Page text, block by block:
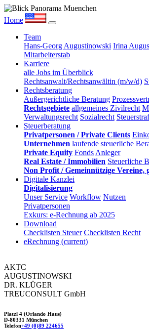
Home
Team
Hans-Georg Augustinowski Irina
Mitarbeiterstab
Karriere
alle Jobs im Überblick
Rechtsanwalt/Rechtsanwältin (m/w/d)
Rechtsberatung
Außergerichtliche Beratung
Rechtsgebiete allgemeines Zivilrecht
Verwaltungsrecht Sozialrecht
Steuerberatung
Privatpersonen / Private Clients
Unternehmen laufende steuerliche
Private Equity Fonds Anleger
Real Estate / Immobilien Steuerliche
Non Profit / Gemeinnützige Vereine,
Digitale Kanzlei
Digitalisierung
Unser Service Workflow Nutzen
Privatpersonen
Exkurs: e-Rechnung ab 2025
Download
Checklisten Steuer Checklisten Recht
eRechnung (current)
AKTC
AUGUSTINOWSKI
DR. KLÜGER
TREUCONSULT GmbH
Platzl 4 (Orlando Haus)
D-80331 München
Telefon+49 (0)89 224655